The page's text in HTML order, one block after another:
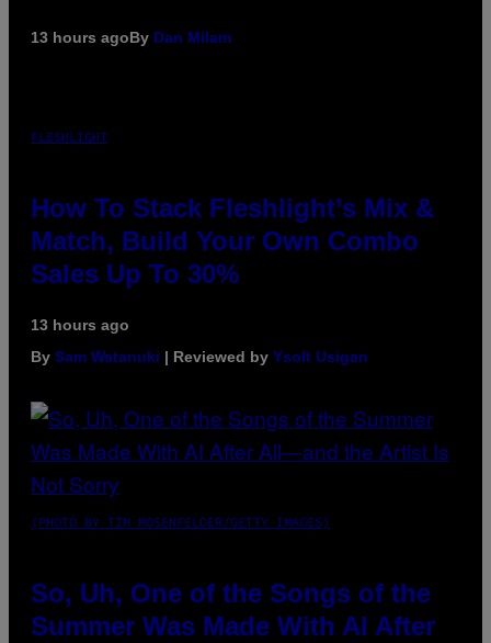
13 hours agoBy Dan Milam
FLESHLIGHT
How To Stack Fleshlight’s Mix &
Match, Build Your Own Combo
Sales Up To 30%
13 hours ago
By Sam Watanuki | Reviewed by Ysolt Usigan
(PHOTO BY TIM MOSENFELDER/GETTY IMAGES)
So, Uh, One of the Songs of the
Summer Was Made With AI After